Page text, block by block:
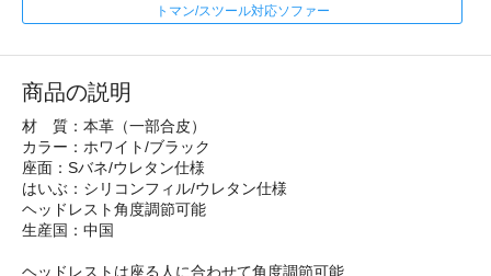
トマン/スツール対応ソファー
商品の説明
材 質：本革（一部合皮）
カラー：ホワイト/ブラック
座面：Sバネ/ウレタン仕様
はいぶ：シリコンフィル/ウレタン仕様
ヘッドレスト角度調節可能
生産国：中国
ヘッドレストは座る人に合わせて角度調節可能